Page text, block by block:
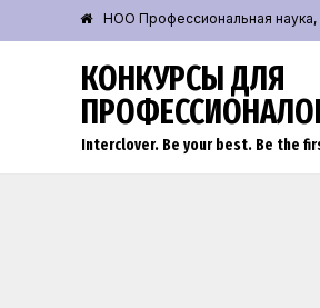
НОО Профессиональная наука,
КОНКУРСЫ ДЛЯ
Interclover. Be your best. Be the